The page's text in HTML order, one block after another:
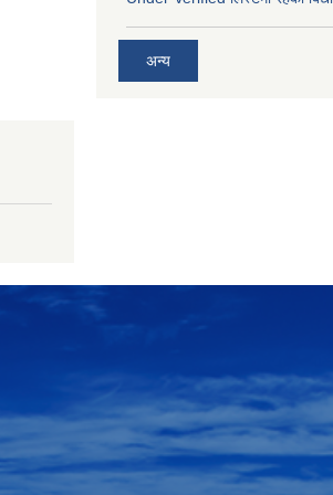
अन्य